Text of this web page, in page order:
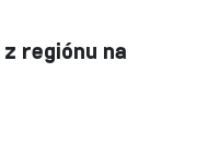
regiónu na